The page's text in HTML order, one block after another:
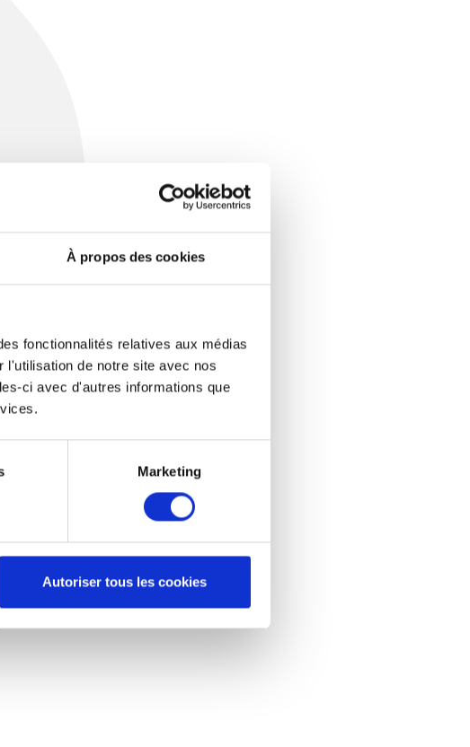
À propos des cookies
fonctionnalités relatives aux médias
l'utilisation de notre site avec nos
ci avec d'autres informations que
Marketing
Autoriser tous les cookies